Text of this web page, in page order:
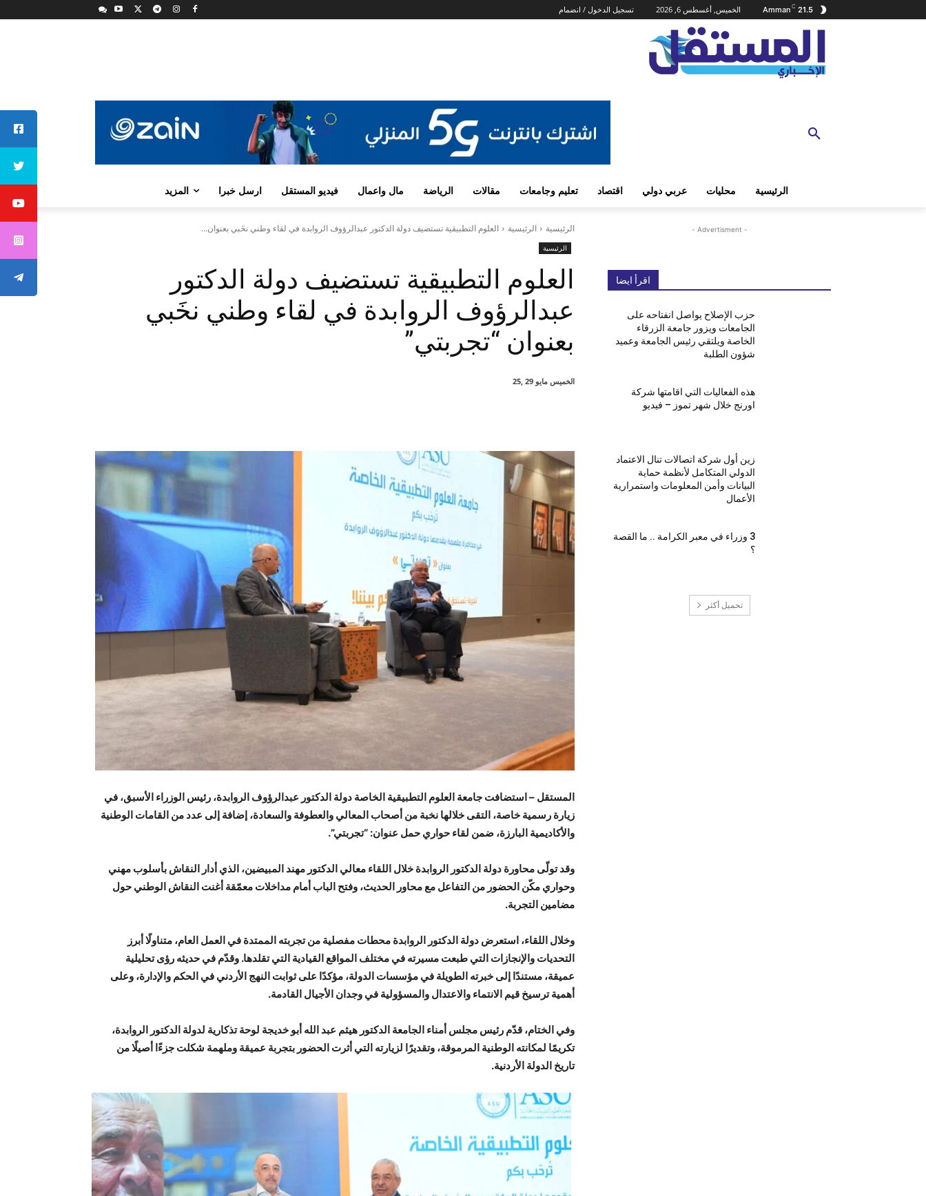
21.5
C
Amman الخميس, أغسطس 6, 2026 تسجيل الدخول / انضمام
الرئيسية محليات عربي دولي اقتصاد تعليم وجامعات مقالات الرياضة مال واعمال فيديو المستقل ارسل خبرا المزيد
الرئيسية الرئيسية العلوم التطبيقية تستضيف دولة الدكتور عبدالرؤوف الروابدة في لقاء وطني نخَبي بعنوان...
الرئيسية
العلوم التطبيقية تستضيف دولة الدكتور
عبدالرؤوف الروابدة في لقاء وطني نخَبي
بعنوان “تجربتي”
الخميس مايو 29 ,25
المستقل – استضافت جامعة العلوم التطبيقية الخاصة دولة الدكتور عبدالرؤوف الروابدة، رئيس الوزراء الأسبق، في
زيارة رسمية خاصة، التقى خلالها نخبة من أصحاب المعالي والعطوفة والسعادة، إضافة إلى عدد من القامات الوطنية
والأكاديمية البارزة، ضمن لقاء حواري حمل عنوان: “تجربتي”.
وقد تولّى محاورة دولة الدكتور الروابدة خلال اللقاء معالي الدكتور مهند المبيضين، الذي أدار النقاش بأسلوب مهني
وحواري مكّن الحضور من التفاعل مع محاور الحديث، وفتح الباب أمام مداخلات معمّقة أغنت النقاش الوطني حول
مضامين التجربة.
وخلال اللقاء، استعرض دولة الدكتور الروابدة محطات مفصلية من تجربته الممتدة في العمل العام، متناولًا أبرز
التحديات والإنجازات التي طبعت مسيرته في مختلف المواقع القيادية التي تقلدها. وقدّم في حديثه رؤى تحليلية
عميقة، مستندًا إلى خبرته الطويلة في مؤسسات الدولة، مؤكدًا على ثوابت النهج الأردني في الحكم والإدارة، وعلى
أهمية ترسيخ قيم الانتماء والاعتدال والمسؤولية في وجدان الأجيال القادمة.
وفي الختام، قدّم رئيس مجلس أمناء الجامعة الدكتور هيثم عبد الله أبو خديجة لوحة تذكارية لدولة الدكتور الروابدة،
تكريمًا لمكانته الوطنية المرموقة، وتقديرًا لزيارته التي أثرت الحضور بتجربة عميقة وملهمة شكلت جزءًا أصيلًا من
تاريخ الدولة الأردنية.
- Advertisment -
اقرأ ايضا
حزب الإصلاح يواصل انفتاحه على
الجامعات ويزور جامعة الزرقاء
الخاصة ويلتقي رئيس الجامعة وعميد
شؤون الطلبة
هذه الفعاليات التي اقامتها شركة
اورنج خلال شهر تموز – فيديو
زين أول شركة اتصالات تنال الاعتماد
الدولي المتكامل لأنظمة حماية
البيانات وأمن المعلومات واستمرارية
الأعمال
3 وزراء في معبر الكرامة .. ما القصة
؟
تحميل أكثر